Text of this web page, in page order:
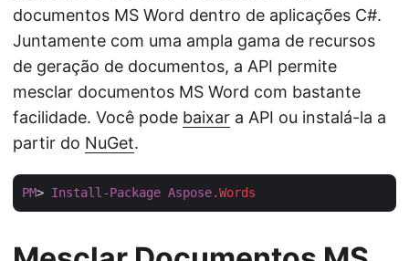
documentos MS Word dentro de aplicações C#.
Juntamente com uma ampla gama de recursos
de geração de documentos, a API permite
mesclar documentos MS Word com bastante
facilidade. Você pode baixar a API ou instalá-la a
partir do NuGet.
PM> Install-Package Aspose.Words